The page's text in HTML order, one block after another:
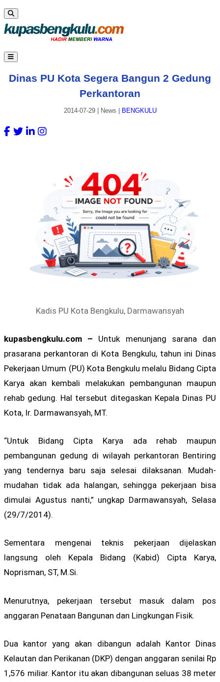
Dinas PU Kota Segera Bangun 2 Gedung
Perkantoran
2014-07-29| News BENGKULU
Kadis PU Kota Bengkulu, Darmawansyah
kupasbengkulu.com – Untuk menunjang sarana dan
prasarana perkantoran di Kota Bengkulu, tahun ini Dinas
Pekerjaan Umum (PU) Kota Bengkulu melalu Bidang Cipta
Karya akan kembali melakukan pembangunan maupun
rehab gedung. Hal tersebut ditegaskan Kepala Dinas PU
Kota, Ir. Darmawansyah, MT.
“Untuk Bidang Cipta Karya ada rehab maupun
pembangunan gedung di wilayah perkantoran Bentiring
yang tendernya baru saja selesai dilaksanan. Mudah-
mudahan tidak ada halangan, sehingga pekerjaan bisa
dimulai Agustus nanti,” ungkap Darmawansyah, Selasa
(29/7/2014).
Sementara mengenai teknis pekerjaan dijelaskan
langsung oleh Kepala Bidang (Kabid) Cipta Karya,
Noprisman, ST, M.Si.
Menurutnya, pekerjaan tersebut masuk dalam pos
anggaran Penataan Bangunan dan Lingkungan Fisik.
Dua kantor yang akan dibangun adalah Kantor Dinas
Kelautan dan Perikanan (DKP) dengan anggaran senilai Rp
1,576 miliar. Kantor itu akan dibangunan seluas 38 meter